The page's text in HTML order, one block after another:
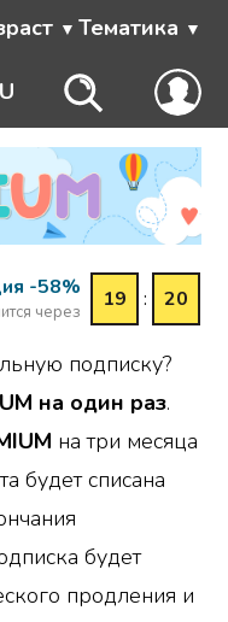
Тематика
-58%
через
19 : 20
подписку?
на один раз.
на три месяца
будет списана
будет
продления и